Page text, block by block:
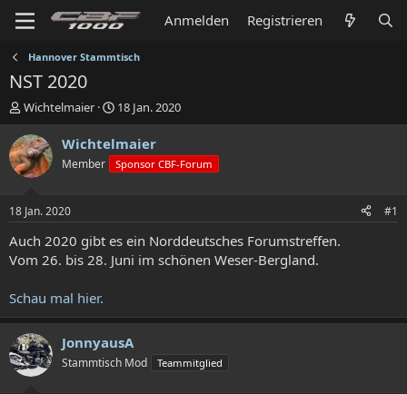
Anmelden Registrieren
Hannover Stammtisch
NST 2020
E
r
s
t
e
e
r
Wichtelmaier
E
r
s
t
e
t
a
18 Jan. 2020
Wichtelmaier
Member Sponsor CBF-Forum
18 Jan. 2020 #1
Auch 2020 gibt es ein Norddeutsches Forumstreffen.
Vom 26. bis 28. Juni im schönen Weser-Bergland.
Schau mal hier.
JonnyausA
Stammtisch Mod Teammitglied